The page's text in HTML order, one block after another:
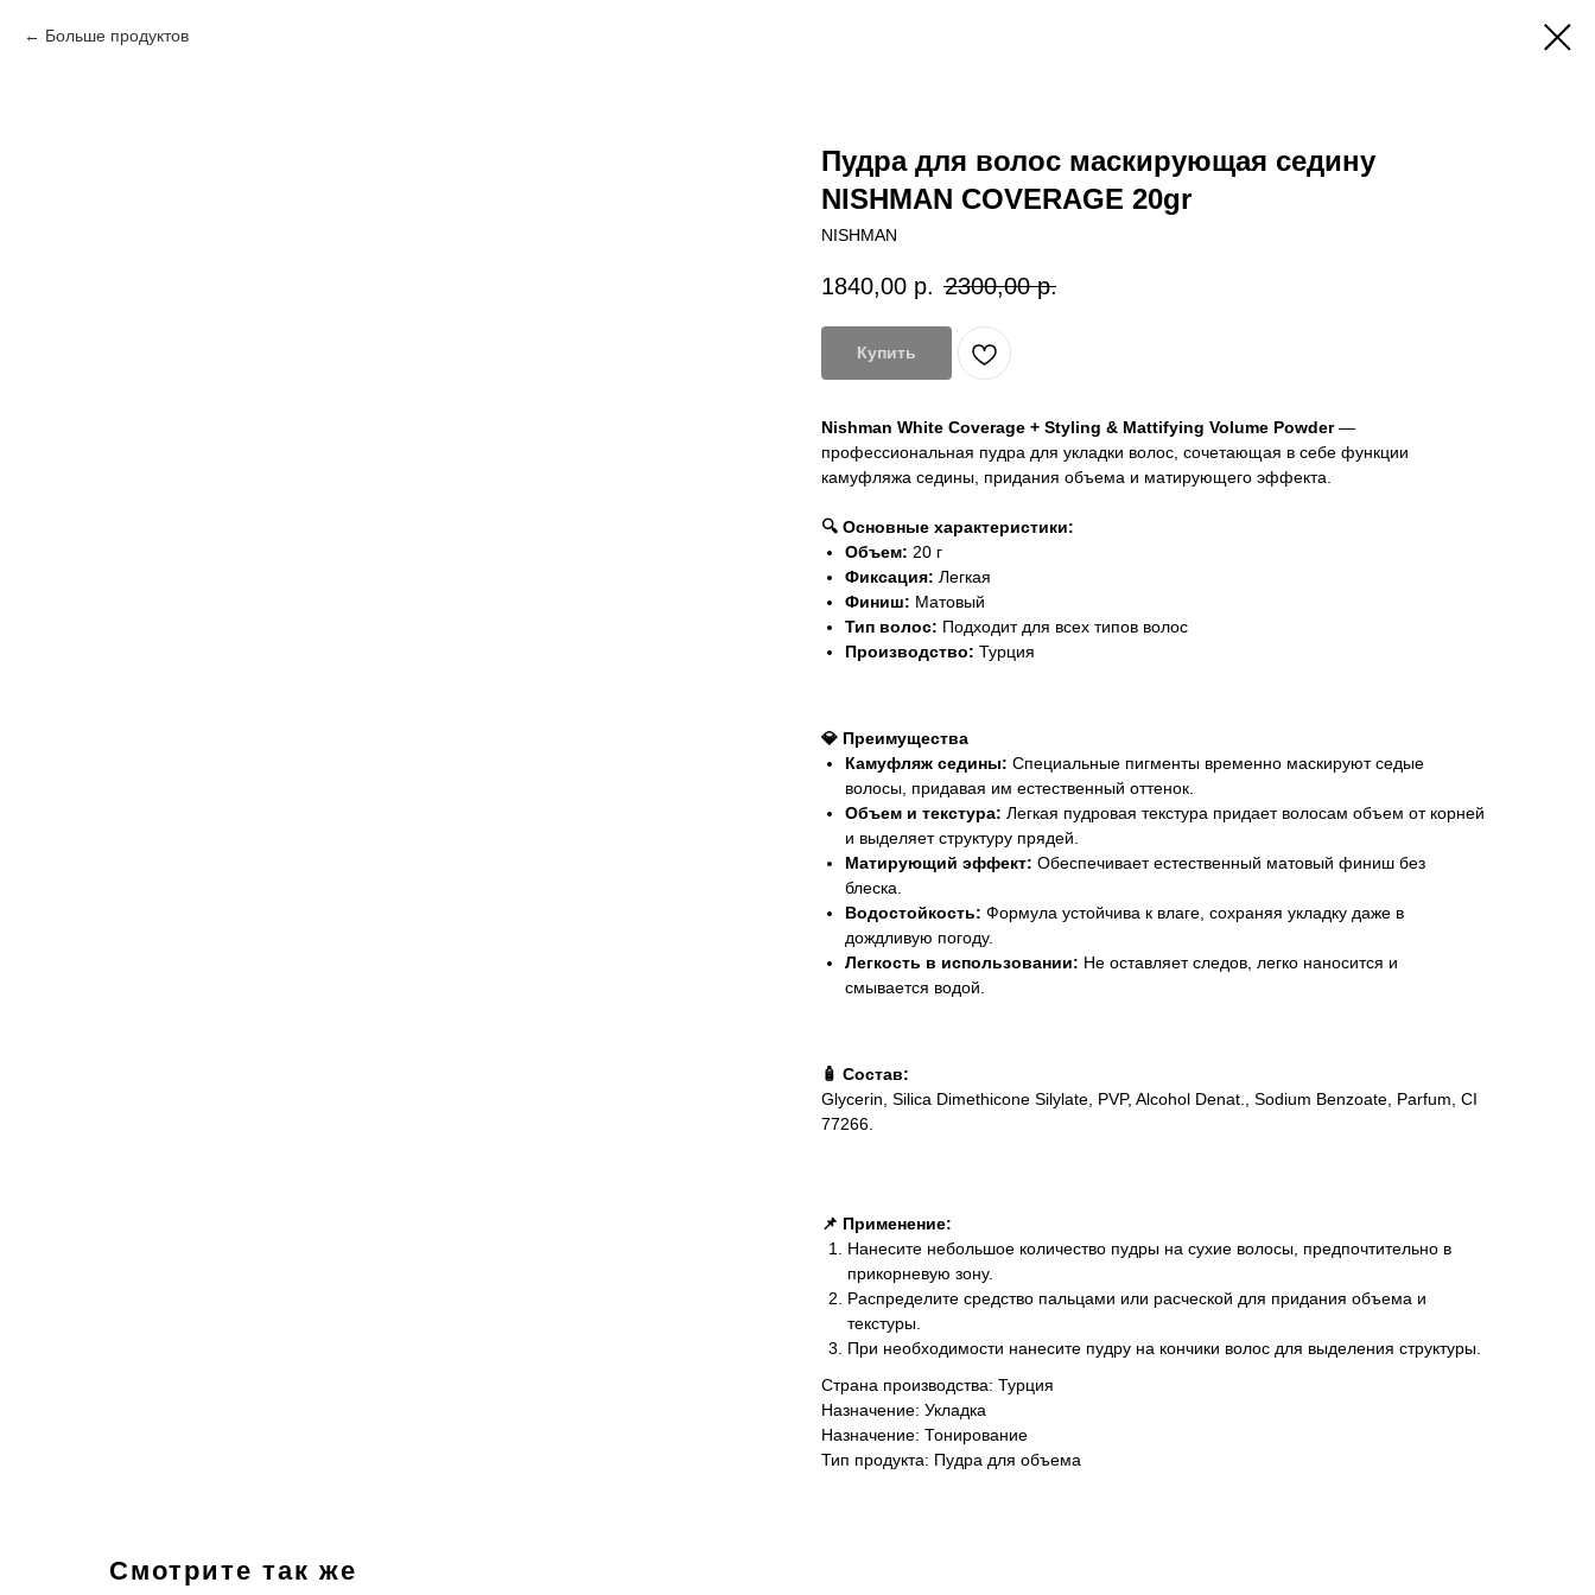
Больше продуктов
Пудра для волос маскирующая седину
NISHMAN COVERAGE 20gr
NISHMAN
1840,00 р. 2300,00 р.
Купить
Nishman White Coverage + Styling & Mattifying Volume Powder—
профессиональная пудра для укладки волос, сочетающая в себе функции
камуфляжа седины, придания объема и матирующего эффекта.
🔍 Основные характеристики:
Объем: 20 г
Фиксация: Легкая
Финиш: Матовый
Тип волос: Подходит для всех типов волос
Производство: Турция
💎 Преимущества
Камуфляж седины: Специальные пигменты временно маскируют седые
волосы, придавая им естественный оттенок.
Объем и текстура: Легкая пудровая текстура придает волосам объем от корней
и выделяет структуру прядей.
Матирующий эффект: Обеспечивает естественный матовый финиш без
блеска.
Водостойкость: Формула устойчива к влаге, сохраняя укладку даже в
дождливую погоду.
Легкость в использовании: Не оставляет следов, легко наносится и
смывается водой.
🧴 Состав:
Glycerin, Silica Dimethicone Silylate, PVP, Alcohol Denat., Sodium Benzoate, Parfum, CI
77266.
📌 Применение:
Нанесите небольшое количество пудры на сухие волосы, предпочтительно в
прикорневую зону.
Распределите средство пальцами или расческой для придания объема и
текстуры.
При необходимости нанесите пудру на кончики волос для выделения структуры.
Страна производства: Турция
Назначение: Укладка
Назначение: Тонирование
Тип продукта: Пудра для объема
Смотрите так же